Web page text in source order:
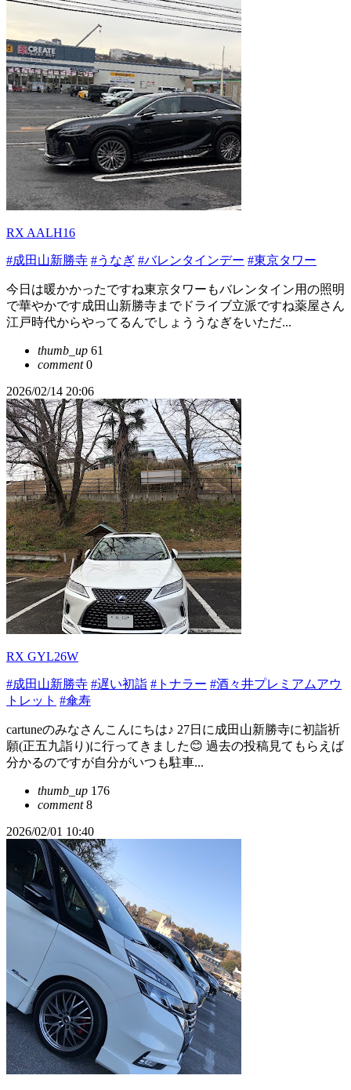
RX AALH16
#成田山新勝寺 #うなぎ #バレンタインデー #東京タワー
今日は暖かかったですね東京タワーもバレンタイン用の照明
で華やかです成田山新勝寺までドライブ立派ですね薬屋さん
江戸時代からやってるんでしょううなぎをいただ...
thumb_up 61
comment0
2026/02/14 20:06
RX GYL26W
#成田山新勝寺 #遅い初詣 #トナラー #酒々井プレミアムアウ
トレット #傘寿
cartuneのみなさんこんにちは♪ 27日に成田山新勝寺に初詣祈
願(正五九詣り)に行ってきました😊 過去の投稿見てもらえば
分かるのですが自分がいつも駐車...
thumb_up 176
comment8
2026/02/01 10:40